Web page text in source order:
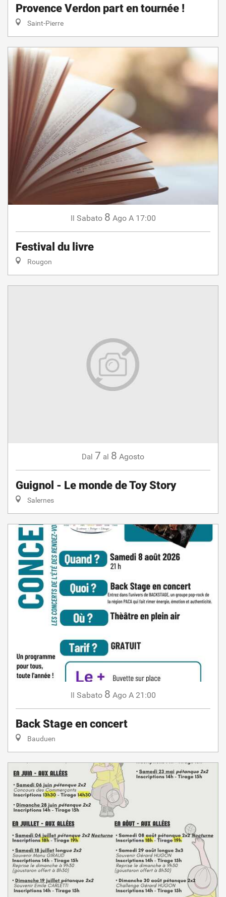
Provence Verdon part en tournée !
Saint-Pierre
Sabato 8 Ago A 17:00
Festival du livre
Rougon
Dal 7 al 8 Agosto
Guignol - Le monde de Toy Story
Salernes
Sabato 8 Ago A 21:00
Back Stage en concert
Bauduen